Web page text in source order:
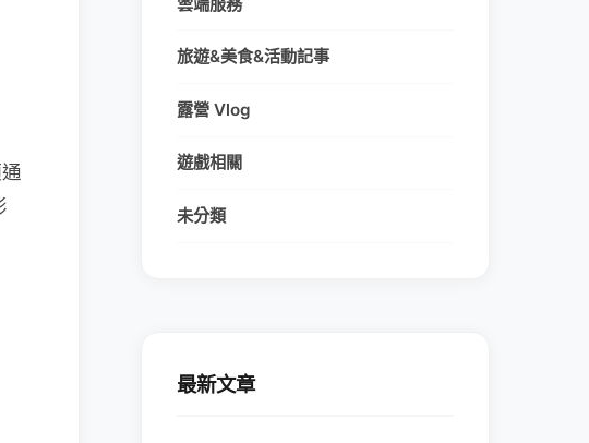
旅遊&美食&活動記事
露營 Vlog
遊戲相關
未分類
最新文章